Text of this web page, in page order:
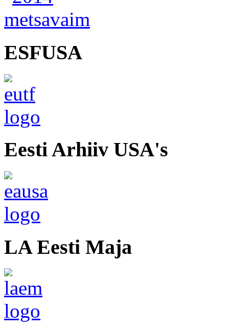
ESFUSA
Eesti Arhiiv USA's
LA Eesti Maja